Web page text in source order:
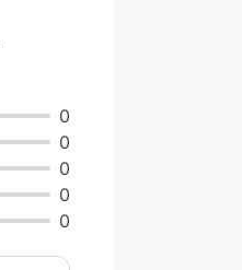
0
0
0
0
0